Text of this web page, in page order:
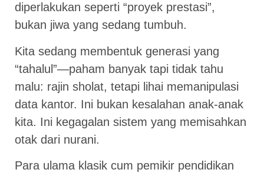
diperlakukan seperti “proyek prestasi”,
bukan jiwa yang sedang tumbuh.
Kita sedang membentuk generasi yang
“tahalul”—paham banyak tapi tidak tahu
malu: rajin sholat, tetapi lihai memanipulasi
data kantor. Ini bukan kesalahan anak-anak
kita. Ini kegagalan sistem yang memisahkan
otak dari nurani.
Para ulama klasik cum pemikir pendidikan